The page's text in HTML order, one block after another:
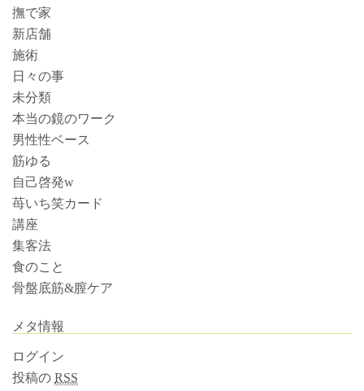
撫で家
新店舗
施術
日々の事
未分類
本当の鏡のワーク
男性性ベース
筋ゆる
自己啓発w
苺いち笑カード
講座
集客法
食のこと
骨盤底筋&膣ケア
メタ情報
ログイン
投稿の RSS